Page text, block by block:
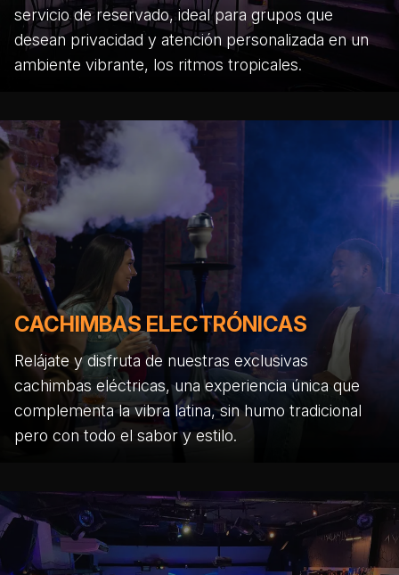
servicio de reservado, ideal para grupos que
desean privacidad y atención personalizada en un
ambiente vibrante, los ritmos tropicales.
CACHIMBAS ELECTRÓNICAS
Relájate y disfruta de nuestras exclusivas
cachimbas eléctricas, una experiencia única que
complementa la vibra latina, sin humo tradicional
pero con todo el sabor y estilo.